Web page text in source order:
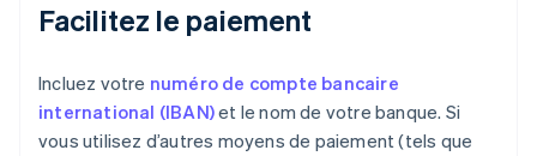
Facilitez le paiement
Incluez votre numéro de compte bancaire
international (IBAN)et le nom de votre banque. Si
vous utilisez d’autres moyens de paiement (tels que